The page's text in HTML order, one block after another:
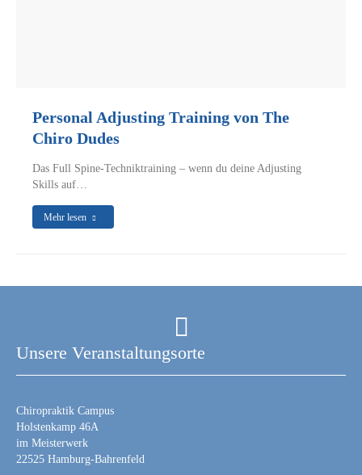
Personal Adjusting Training von The
Chiro Dudes
Das Full Spine-Techniktraining – wenn du deine Adjusting
Skills auf…
Mehr lesen
Unsere Veranstaltungsorte
Chiropraktik Campus
Holstenkamp 46A
im Meisterwerk
22525 Hamburg-Bahrenfeld